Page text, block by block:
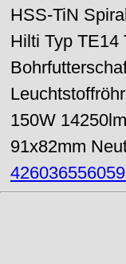
HSS-TiN
Hilti Typ TE14
150W
91x82mm